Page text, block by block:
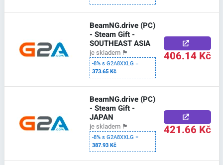
BeamNG.drive (PC)
- Steam Gift -
SOUTHEAST ASIA
je skladem 🏴
-8% s G2A8XXLG =
373.65 Kč
406.14 Kč
BeamNG.drive (PC)
- Steam Gift -
JAPAN
je skladem 🏴
-8% s G2A8XXLG =
387.93 Kč
421.66 Kč